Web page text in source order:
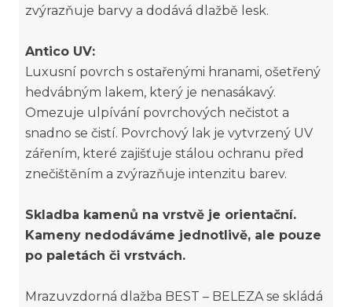
zvýrazňuje barvy a dodává dlažbě lesk.
Antico UV:
Luxusní povrch s ostařenými hranami, ošetřený
hedvábným lakem, který je nenasákavý.
Omezuje ulpívání povrchových nečistot a
snadno se čistí. Povrchový lak je vytvrzený UV
zářením, které zajišťuje stálou ochranu před
znečištěním a zvýrazňuje intenzitu barev.
Skladba kamenů na vrstvě je orientační.
Kameny nedodáváme jednotlivě, ale pouze
po paletách či vrstvách.
Mrazuvzdorná dlažba BEST – BELEZA se skládá